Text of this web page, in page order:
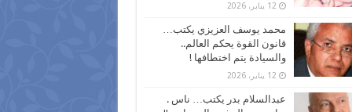
12 يناير، 2026
محمد يوسف العزيزي يكتب…
قانون القوة يحكم العالم..
والسيادة يتم اختطافها !
12 يناير، 2026
عبدالسلام بدر يكتب… ناس .